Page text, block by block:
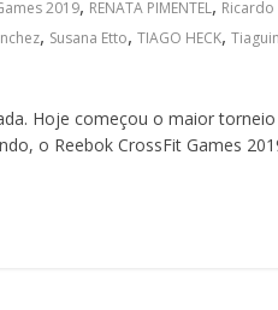
2019, RENATA PIMENTEL, Ricardo
, Susana Etto, TIAGO HECK,
Hoje começou o maior torneio
o Reebok CrossFit Games